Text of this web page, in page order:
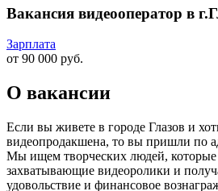
Вакансия видеооператор в
Зарплата
от 90 000 руб.
О вакансии
Если вы живете в городе Глазов и
видеопродакшена, то вы пришли по
Мы ищем творческих людей, которые
захватывающие видеоролики и
удовольствие и финансовое